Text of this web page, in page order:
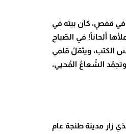
في قفصٍ، كان بيته في
ألحاناً! في الصّباح
الكتب، ويثقلُ قلمي
الشّعاعُ المُحيي،
زار مدينة طنجة عام